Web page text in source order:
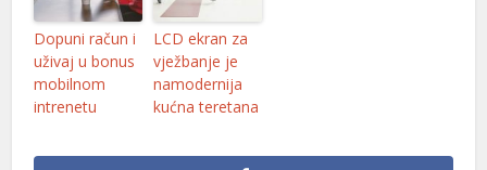
Dopuni račun i
uživaj u bonus
mobilnom
intrenetu
LCD ekran za
vježbanje je
namodernija
kućna teretana